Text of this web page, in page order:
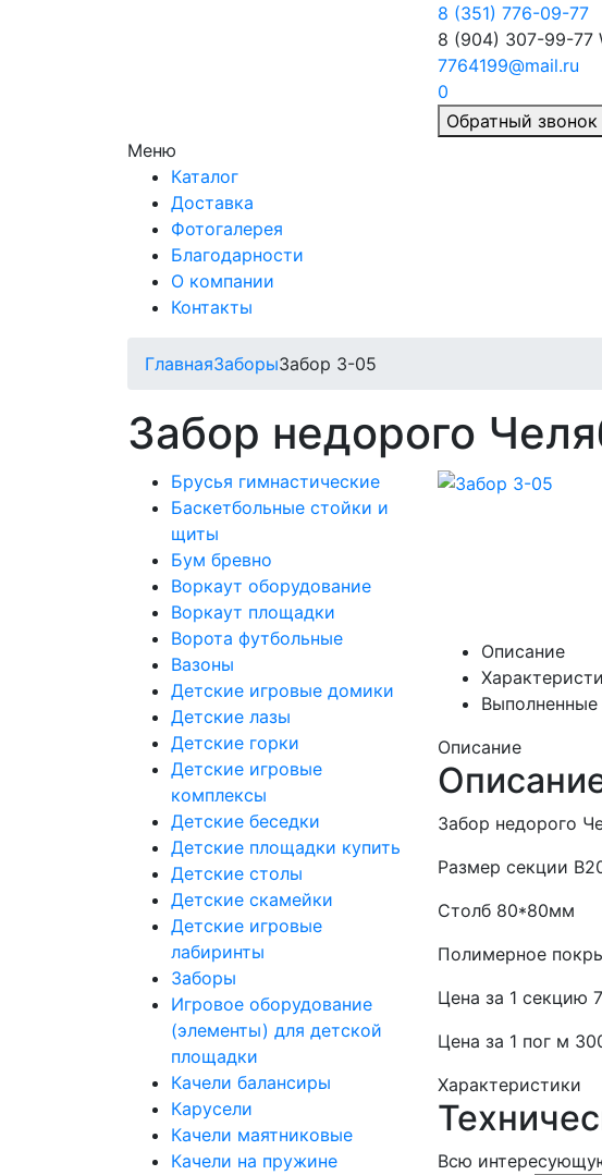
8 (351) 776-09-77
8 (904) 307-99-77
7764199@mail.ru
0
Обратный звонок
Меню
Каталог
Доставка
Фотогалерея
Благодарности
О компании
Контакты
ГлавнаяЗаборыЗабор З-05
Забор недорого
Брусья гимнастические
Баскетбольные стойки и
щиты
Бум бревно
Воркаут оборудование
Воркаут площадки
Ворота футбольные
Вазоны
Детские игровые домики
Детские лазы
Детские горки
Детские игровые
комплексы
Детские беседки
Детские площадки купить
Детские столы
Детские скамейки
Детские игровые
лабиринты
Заборы
Игровое оборудование
(элементы) для детской
площадки
Качели балансиры
Карусели
Качели маятниковые
Качели на пружине
Описание
Описание
Забор недорого
Размер секции
Столб 80*80мм
Полимерное
Цена за 1 секцию
Цена за 1 пог м
Характеристики
Всю